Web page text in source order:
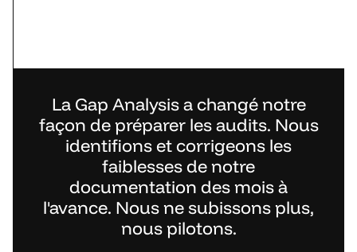
La Gap Analysis a changé notre
façon de préparer les audits. Nous
identifions et corrigeons les
faiblesses de notre
documentation des mois à
l'avance. Nous ne subissons plus,
nous pilotons.